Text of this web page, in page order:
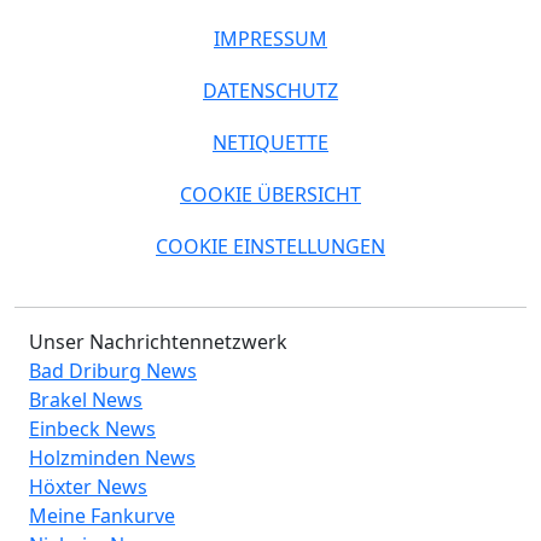
IMPRESSUM
DATENSCHUTZ
NETIQUETTE
COOKIE ÜBERSICHT
COOKIE EINSTELLUNGEN
Unser Nachrichtennetzwerk
Bad Driburg News
Brakel News
Einbeck News
Holzminden News
Höxter News
Meine Fankurve